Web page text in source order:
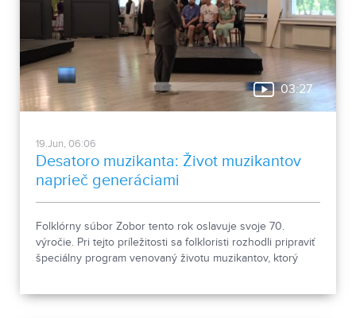
03:27
19.Jun, 06:06
Desatoro muzikanta: Život muzikantov
naprieč generáciami
Folklórny súbor Zobor tento rok oslavuje svoje 70.
výročie. Pri tejto príležitosti sa folkloristi rozhodli pripraviť
špeciálny program venovaný životu muzikantov, ktorý